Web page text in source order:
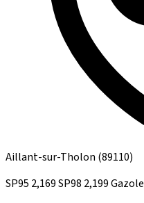
Aillant-sur-Tholon (89110)
SP95 2,169SP98 2,199Gazole